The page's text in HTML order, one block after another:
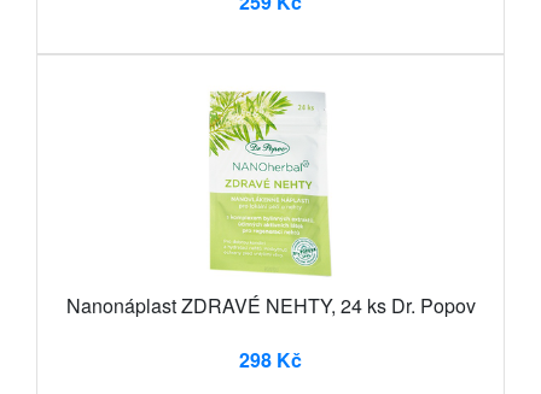
Nanonáplast ZDRAVÉ NEHTY, 24 ks Dr. Popov
298 Kč